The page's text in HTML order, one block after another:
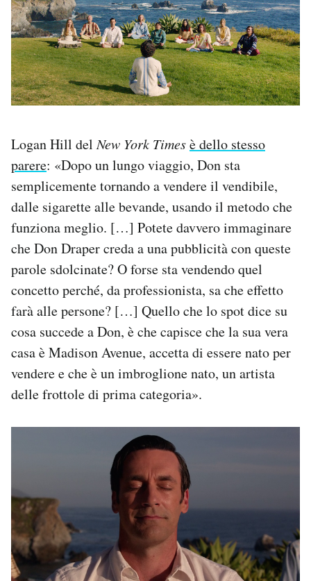
Logan Hill delNew York Timesè dello stesso
parere: «Dopo un lungo viaggio, Don sta
semplicemente tornando a vendere il vendibile,
dalle sigarette alle bevande, usando il metodo che
funziona meglio. […] Potete davvero immaginare
che Don Draper creda a una pubblicità con queste
parole sdolcinate? O forse sta vendendo quel
concetto perché, da professionista, sa che effetto
farà alle persone? […] Quello che lo spot dice su
cosa succede a Don, è che capisce che la sua vera
casa è Madison Avenue, accetta di essere nato per
vendere e che è un imbroglione nato, un artista
delle frottole di prima categoria».